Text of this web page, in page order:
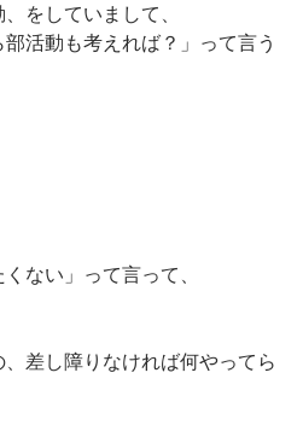
をしていまして、
部活動も考えれば？」って言う
ない」って言って、
差し障りなければ何やってら